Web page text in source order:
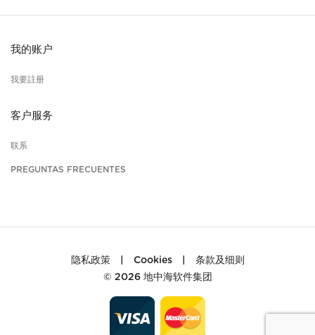
我的账户
我要註册
客户服务
联系
PREGUNTAS FRECUENTES
隐私政策 Cookies
条款及细则
© 2026 地中海软件集团